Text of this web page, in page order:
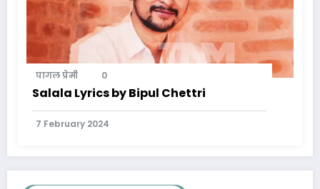
पागल प्रेमी 0
Salala Lyrics by Bipul Chettri
7 February 2024